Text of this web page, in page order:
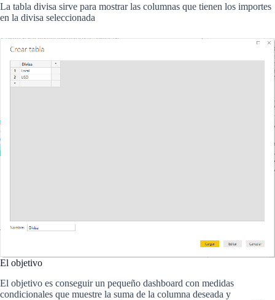
La tabla divisa sirve para mostrar las columnas que tienen los importes
en la divisa seleccionada
El objetivo
El objetivo es conseguir un pequeño dashboard con medidas
condicionales que muestre la suma de la columna deseada y